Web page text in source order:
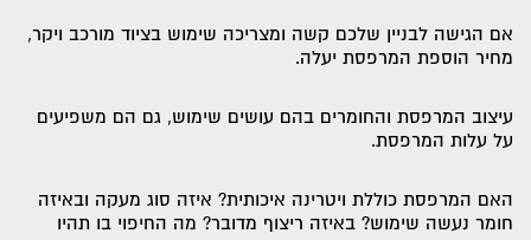
אם הגישה לבניין שלכם קשה ומצריכה שימוש בציוד מורכב ויקר,
מחיר הוספת המרפסת יעלה.
עיצוב המרפסת והחומרים בהם עושים שימוש, גם הם משפיעים
על עלות המרפסת.
האם המרפסת כוללת ויטרינה איכותית? איזה סוג מעקה ובאיזה
חומר נעשה שימוש? באיזה ריצוף מדובר? מה החיפוי בו תהיו